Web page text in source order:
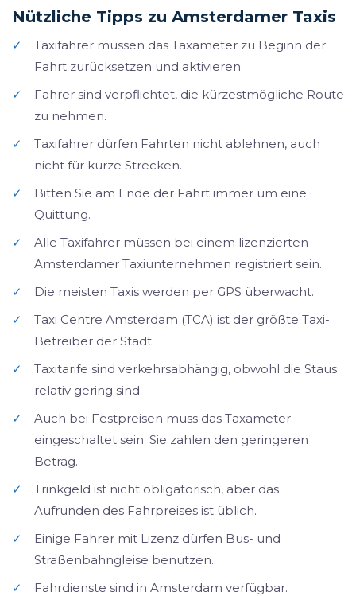
Nützliche Tipps zu Amsterdamer Taxis
✓
Taxifahrer müssen das Taxameter zu Beginn der
Fahrt zurücksetzen und aktivieren.
✓
Fahrer sind verpflichtet, die kürzestmögliche Route
zu nehmen.
✓
Taxifahrer dürfen Fahrten nicht ablehnen, auch
nicht für kurze Strecken.
✓
Bitten Sie am Ende der Fahrt immer um eine
Quittung.
✓
Alle Taxifahrer müssen bei einem lizenzierten
Amsterdamer Taxiunternehmen registriert sein.
✓
Die meisten Taxis werden per GPS überwacht.
✓
Taxi Centre Amsterdam (TCA) ist der größte Taxi-
Betreiber der Stadt.
✓
Taxitarife sind verkehrsabhängig, obwohl die Staus
relativ gering sind.
✓
Auch bei Festpreisen muss das Taxameter
eingeschaltet sein; Sie zahlen den geringeren
Betrag.
✓
Trinkgeld ist nicht obligatorisch, aber das
Aufrunden des Fahrpreises ist üblich.
✓
Einige Fahrer mit Lizenz dürfen Bus- und
Straßenbahngleise benutzen.
✓
Fahrdienste sind in Amsterdam verfügbar.